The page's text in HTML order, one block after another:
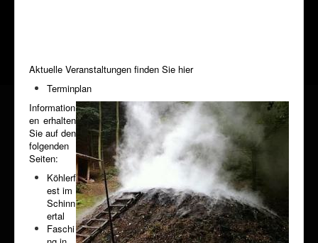
Aktuelle Veranstaltungen finden Sie hier
Terminplan
Information
en erhalten
Sie auf den
folgenden
Seiten:
Köhlerf
est im
Schinn
ertal
Faschi